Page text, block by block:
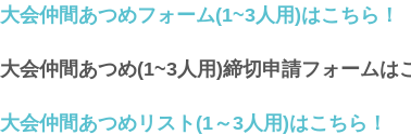
大会仲間あつめフォーム(1~3人用)はこちら！
大会仲間あつめ(1~3人用)締切申請フォームは
大会仲間あつめリスト(1～3人用)はこちら！